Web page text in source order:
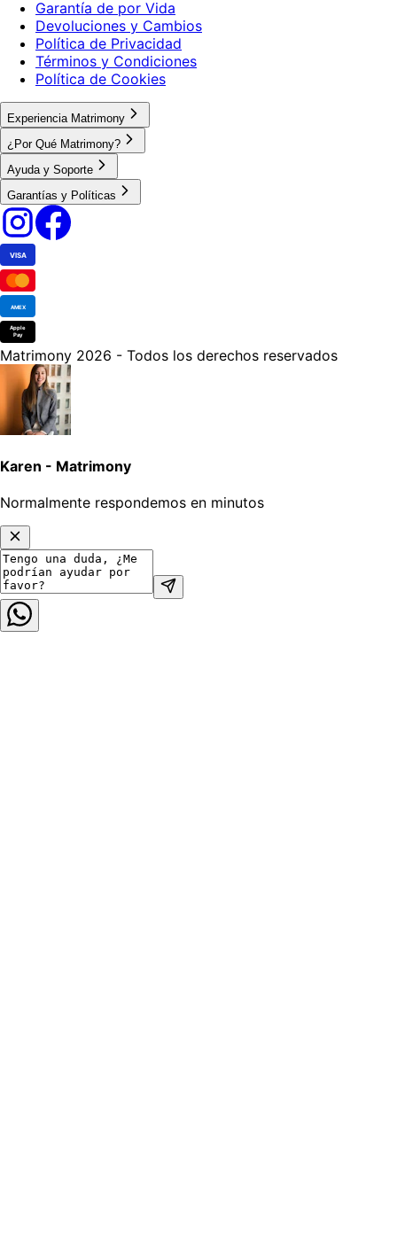
Garantía de por Vida
Devoluciones y Cambios
Política de Privacidad
Términos y Condiciones
Política de Cookies
Experiencia Matrimony
¿Por Qué Matrimony?
Ayuda y Soporte
Garantías y Políticas
VISA
AMEX
Apple
Pay
Matrimony 2026 - Todos los derechos reservados
Karen - Matrimony
Normalmente respondemos en minutos